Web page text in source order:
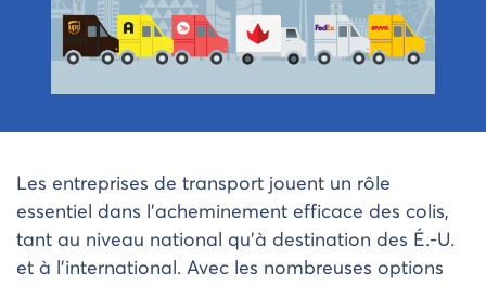
Les entreprises de transport jouent un rôle
essentiel dans l’acheminement efficace des colis,
tant au niveau national qu’à destination des É.-U.
et à l’international. Avec les nombreuses options